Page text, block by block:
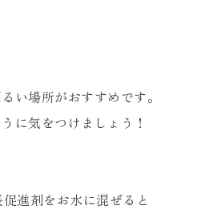
い場所がおすすめです。
に気をつけましょう！
進剤をお水に混ぜると